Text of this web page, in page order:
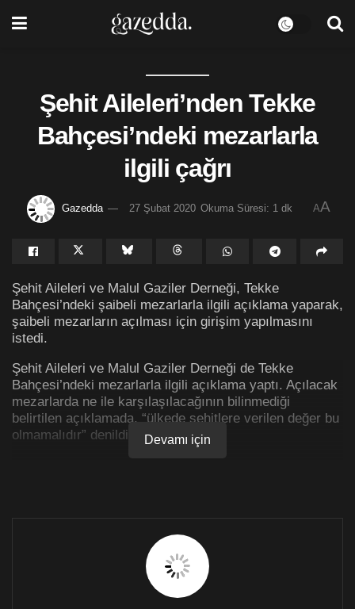
Şehit Aileleri’nden Tekke
Bahçesi’ndeki mezarlarla
ilgili çağrı
Gazedda 27 Şubat 2020 Okuma Süresi: 1 dk AA
Şehit Aileleri ve Malul Gaziler Derneği, Tekke
Bahçesi’ndeki şaibeli mezarlarla ilgili açıklama yaparak,
şaibeli mezarların açılması için girişim yapılmasını
istedi.
Şehit Aileleri ve Malul Gaziler Derneği de Tekke
Bahçesi’ndeki mezarlarla ilgili açıklama yaptı. Açılacak
mezarlarda ne ile karşılaşılacağının bilinmediği
belirtilen açıklamada, “ülkede şehitlere verilen değer bu
olmamalıdır” denildi.
olan mezarlarda ne ile karşılaşacağımızı bilmiyoruz…
Yazık, çok yazık… Bu ülkede şehitlere verilen değer bu
olmamalıdır. 1974 şehitlerimizin aileleri DNA testleri için
Kayıp Şahıslar Komitesi’ne müracaat etmelidir”
Devamı için